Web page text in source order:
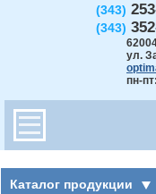
(343)
(343)
ул.
пн-
Каталог продукции